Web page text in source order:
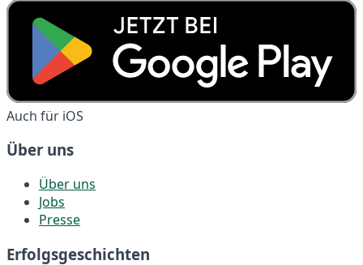
Auch für iOS
Über uns
Über uns
Jobs
Presse
Erfolgsgeschichten